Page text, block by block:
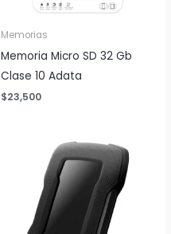
Memorias
Memoria Micro SD 32 Gb
Clase 10 Adata
$23,500